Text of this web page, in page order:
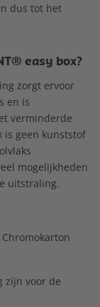
dus tot het
easy box?
zorgt ervoor
en is
verminderde
is geen kunststof
mogelijkheden
uitstraling.
zijn voor de